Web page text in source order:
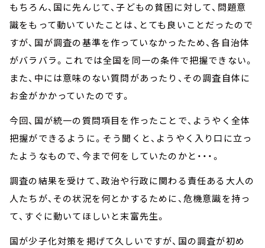
もちろん、国に先んじて、子どもの貧困に対して、問題意
識をもって動いていたことは、とても良いことだったので
すが、国が調査の基準を作っていなかったため、各自治体
がバラバラ。これでは全国を同一の条件で把握できない。
また、中には意味のない質問があったり、その調査自体に
お金がかかっていたのです。
今回、国が統一の質問項目を作ったことで、ようやく全体
把握ができるように。そう聞くと、ようやく入り口に立っ
たようなもので、今まで何をしていたのかと・・・。
調査の結果を受けて、政治や行政に関わる責任ある大人の
人たちが、その状況を何とかするために、危機意識を持っ
て、すぐに動いてほしいと末富先生。
国が少子化対策を掲げて久しいですが、国の調査が初め